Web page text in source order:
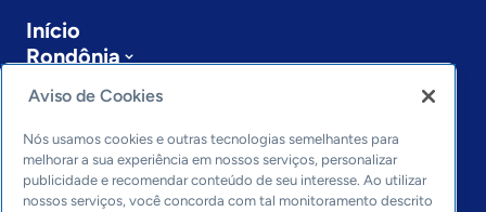
Início
Rondônia
Sobre a ASN
Últimas notícias
Entre em contato
Editorias
Economia & Política
Aviso de Cookies
Nós usamos cookies e outras tecnologias semelhantes para
melhorar a sua experiência em nossos serviços, personalizar
publicidade e recomendar conteúdo de seu interesse. Ao utilizar
nossos serviços, você concorda com tal monitoramento descrito